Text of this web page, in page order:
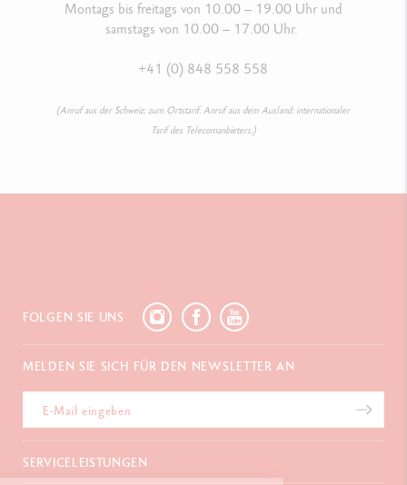
Montags bis freitags von 10.00 – 19.00 Uhr und
samstags von 10.00 – 17.00 Uhr.
+41 (0) 848 558 558
(Anruf aus der Schweiz: zum Ortstarif. Anruf aus dem Ausland: internationaler
Tarif des Telecomanbieters.)
FOLGEN SIE UNS
MELDEN SIE SICH FÜR DEN NEWSLETTER AN
SERVICELEISTUNGEN